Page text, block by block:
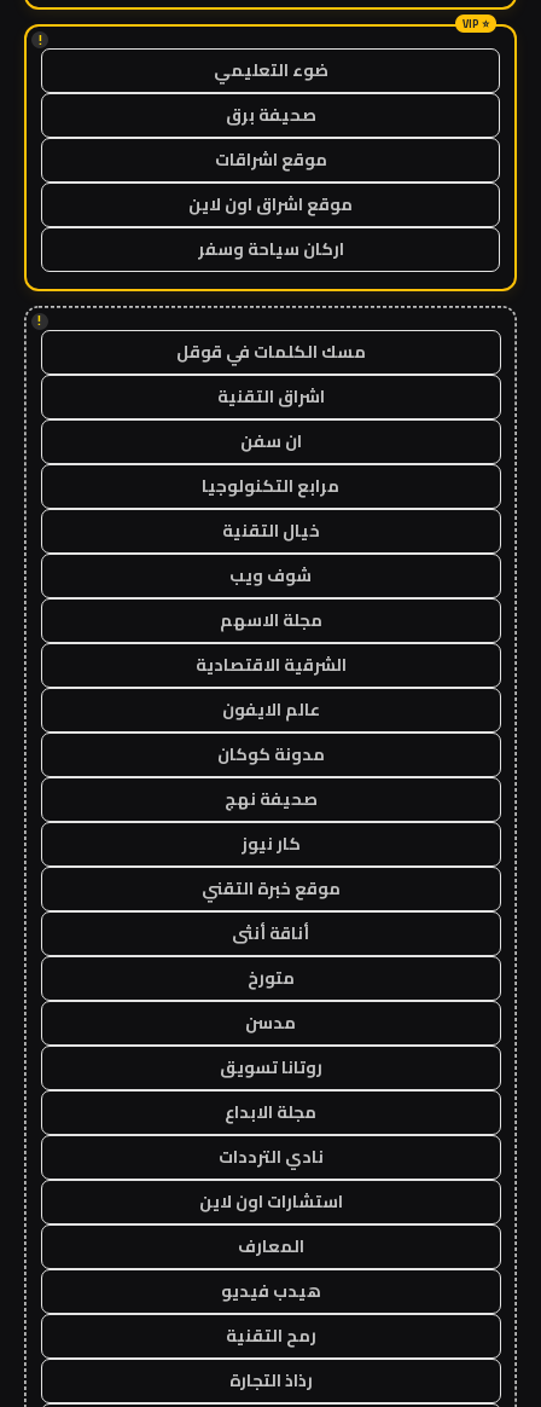
!
ضوء التعليمي
صحيفة برق
موقع اشراقات
موقع اشراق اون لاين
اركان سياحة وسفر
!
مسك الكلمات في قوقل
اشراق التقنية
ان سفن
مرابع التكنولوجيا
خيال التقنية
شوف ويب
مجلة الاسهم
الشرقية الاقتصادية
عالم الايفون
مدونة كوكان
صحيفة نهج
كار نيوز
موقع خبرة التقني
أناقة أنثى
متورخ
مدسن
روتانا تسويق
مجلة الابداع
نادي الترددات
استشارات اون لاين
المعارف
هيدب فيديو
رمح التقنية
رذاذ التجارة